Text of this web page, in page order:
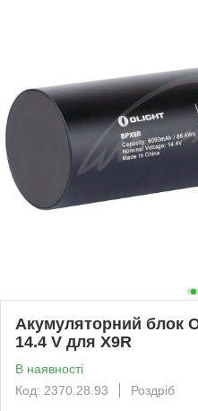
Акумуляторний блок
14.4 V для X9R
В наявності
Код: 2370.28.93
Роздріб